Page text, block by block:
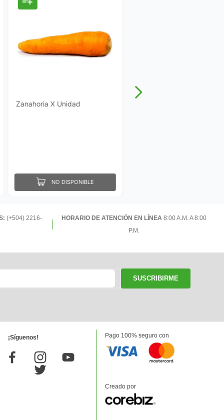
Zanahoria X Unidad
NO DISPONIBLE
(+504) 2216-
HORARIO DE ATENCIÓN EN LÍNEA 8:00 A.M. A 8:00
P.M.
SUSCRIBIRME
¡Síguenos! Pago 100% seguro con
Creado por